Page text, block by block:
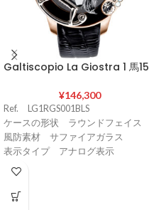
Galtiscopio La Giostra 1 馬15
¥146,300
Ref. LG1RGS001BLS
ケースの形状 ラウンドフェイス
風防素材 サファイアガラス
表示タイプ アナログ表示
バンド留金タイプ 尾錠
ル